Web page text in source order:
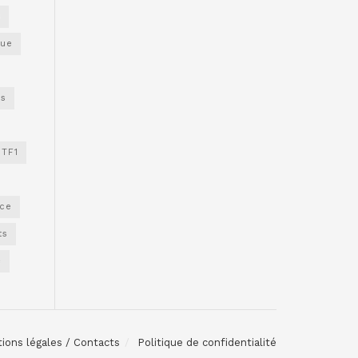
TF1
légales / Contacts Politique de confidentialité